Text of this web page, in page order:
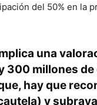
del 50% en la
una
300 millones
hay que
y